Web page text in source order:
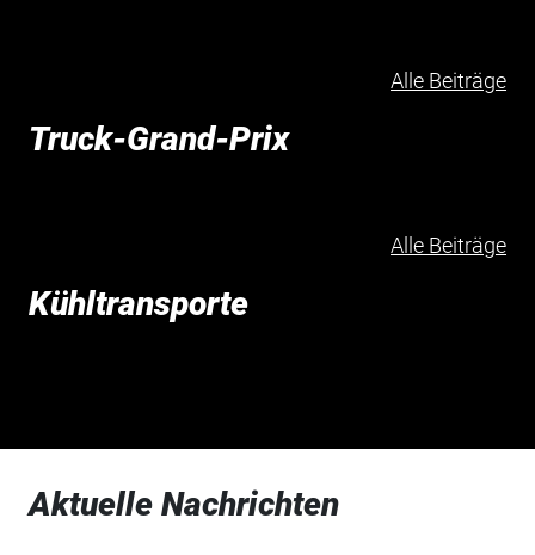
Truck-Grand-Prix
Alle Beiträge
Kühltransporte
Alle Beiträge
Aktuelle Nachrichten